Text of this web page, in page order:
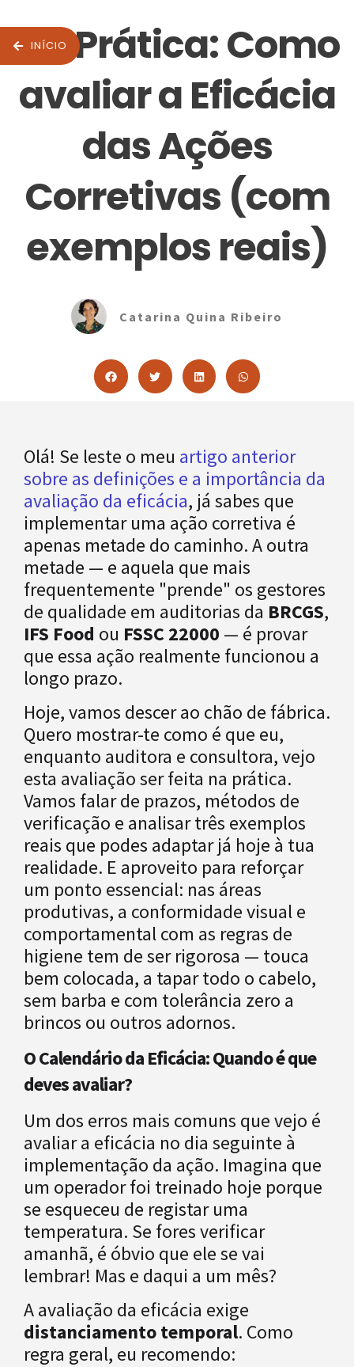
INÍCIO
Na Prática: Como
avaliar a Eficácia
das Ações
Corretivas (com
exemplos reais)
Catarina Quina Ribeiro
Olá! Se leste o meu artigo anterior
sobre as definições e a importância da
avaliação da eficácia, já sabes que
implementar uma ação corretiva é
apenas metade do caminho. A outra
metade — e aquela que mais
frequentemente "prende" os gestores
de qualidade em auditorias da BRCGS,
IFS Food ou FSSC 22000 — é provar
que essa ação realmente funcionou a
longo prazo.
Hoje, vamos descer ao chão de fábrica.
Quero mostrar-te como é que eu,
enquanto auditora e consultora, vejo
esta avaliação ser feita na prática.
Vamos falar de prazos, métodos de
verificação e analisar três exemplos
reais que podes adaptar já hoje à tua
realidade. E aproveito para reforçar
um ponto essencial: nas áreas
produtivas, a conformidade visual e
comportamental com as regras de
higiene tem de ser rigorosa — touca
bem colocada, a tapar todo o cabelo,
sem barba e com tolerância zero a
brincos ou outros adornos.
O Calendário da Eficácia: Quando é que
deves avaliar?
Um dos erros mais comuns que vejo é
avaliar a eficácia no dia seguinte à
implementação da ação. Imagina que
um operador foi treinado hoje porque
se esqueceu de registar uma
temperatura. Se fores verificar
amanhã, é óbvio que ele se vai
lembrar! Mas e daqui a um mês?
A avaliação da eficácia exige
distanciamento temporal. Como
regra geral, eu recomendo: